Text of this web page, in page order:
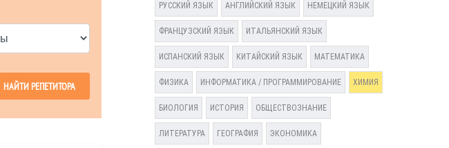
РУССКИЙ ЯЗЫК АНГЛИЙСКИЙ ЯЗЫК НЕМЕЦКИЙ ЯЗЫК
ФРАНЦУЗСКИЙ ЯЗЫК ИТАЛЬЯНСКИЙ ЯЗЫК
ИСПАНСКИЙ ЯЗЫК КИТАЙСКИЙ ЯЗЫК МАТЕМАТИКА
ФИЗИКА ИНФОРМАТИКА / ПРОГРАММИРОВАНИЕ ХИМИЯ
БИОЛОГИЯ ИСТОРИЯ ОБЩЕСТВОЗНАНИЕ
ЛИТЕРАТУРА ГЕОГРАФИЯ ЭКОНОМИКА